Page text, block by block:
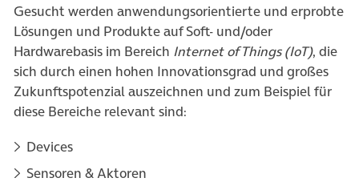
Gesucht werden anwendungsorientierte und erprobte
Lösungen und Produkte auf Soft- und/oder
Hardwarebasis im Bereich Internet of Things (IoT), die
sich durch einen hohen Innovationsgrad und großes
Zukunftspotenzial auszeichnen und zum Beispiel für
diese Bereiche relevant sind:
Devices
Sensoren & Aktoren